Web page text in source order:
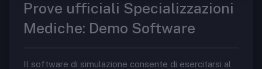
Prove ufficiali Specializzazioni
Mediche: Demo Software
Il software di simulazione consente di esercitarsi al